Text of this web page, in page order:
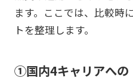
ます。ここでは、比較時
トを整理します。
①国内4キャリアへの